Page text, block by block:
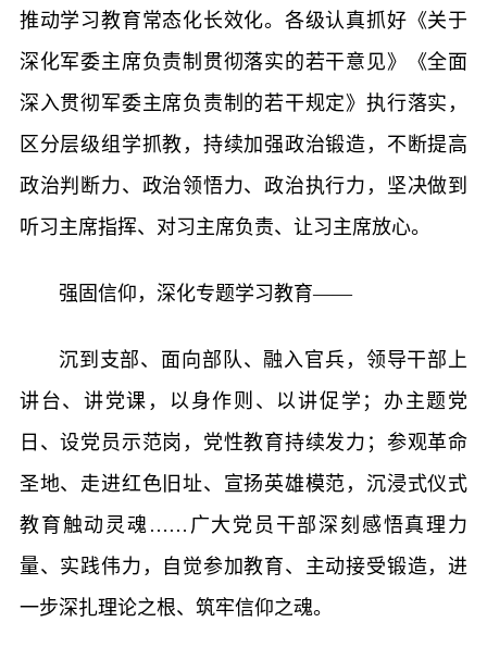
推动学习教育常态化长效化。各级认真抓好《关于
深化军委主席负责制贯彻落实的若干意见》《全面
深入贯彻军委主席负责制的若干规定》执行落实，
区分层级组学抓教，持续加强政治锻造，不断提高
政治判断力、政治领悟力、政治执行力，坚决做到
听习主席指挥、对习主席负责、让习主席放心。
强固信仰，深化专题学习教育——
沉到支部、面向部队、融入官兵，领导干部上
讲台、讲党课，以身作则、以讲促学；办主题党
日、设党员示范岗，党性教育持续发力；参观革命
圣地、走进红色旧址、宣扬英雄模范，沉浸式仪式
教育触动灵魂……广大党员干部深刻感悟真理力
量、实践伟力，自觉参加教育、主动接受锻造，进
一步深扎理论之根、筑牢信仰之魂。